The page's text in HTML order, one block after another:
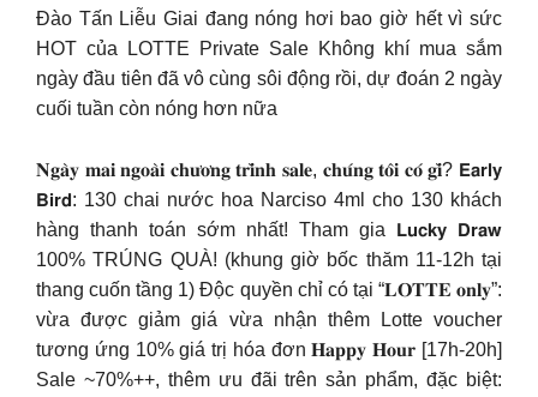
Đào Tấn Liễu Giai đang nóng hơi bao giờ hết vì sức
HOT của LOTTE Private Sale Không khí mua sắm
ngày đầu tiên đã vô cùng sôi động rồi, dự đoán 2 ngày
cuối tuần còn nóng hơn nữa
𝐍𝐠𝐚̀𝐲 𝐦𝐚𝐢 𝐧𝐠𝐨𝐚̀𝐢 𝐜𝐡𝐮̛𝐨̛𝐧𝐠 𝐭𝐫𝐢̀𝐧𝐡 𝐬𝐚𝐥𝐞, 𝐜𝐡𝐮́𝐧𝐠 𝐭𝐨̂𝐢 𝐜𝐨́ 𝐠𝐢̀? 𝗘𝗮𝗿𝗹𝘆
𝗕𝗶𝗿𝗱: 130 chai nước hoa Narciso 4ml cho 130 khách
hàng thanh toán sớm nhất! Tham gia 𝗟𝘂𝗰𝗸𝘆 𝗗𝗿𝗮𝘄
100% TRÚNG QUÀ! (khung giờ bốc thăm 11-12h tại
thang cuốn tầng 1) Độc quyền chỉ có tại “𝐋𝐎𝐓𝐓𝐄 𝐨𝐧𝐥𝐲”:
vừa được giảm giá vừa nhận thêm Lotte voucher
tương ứng 10% giá trị hóa đơn 𝐇𝐚𝐩𝐩𝐲 𝐇𝐨𝐮𝐫 [17h-20h]
Sale ~70%++, thêm ưu đãi trên sản phẩm, đặc biệt: